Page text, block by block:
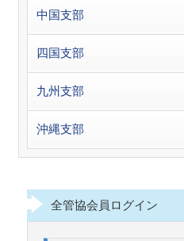
中国支部
四国支部
九州支部
沖縄支部
全管協会員ログイン